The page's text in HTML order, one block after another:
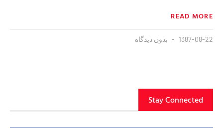
READ MORE
1387-08-22 بدون دیدگاه
Stay Connected